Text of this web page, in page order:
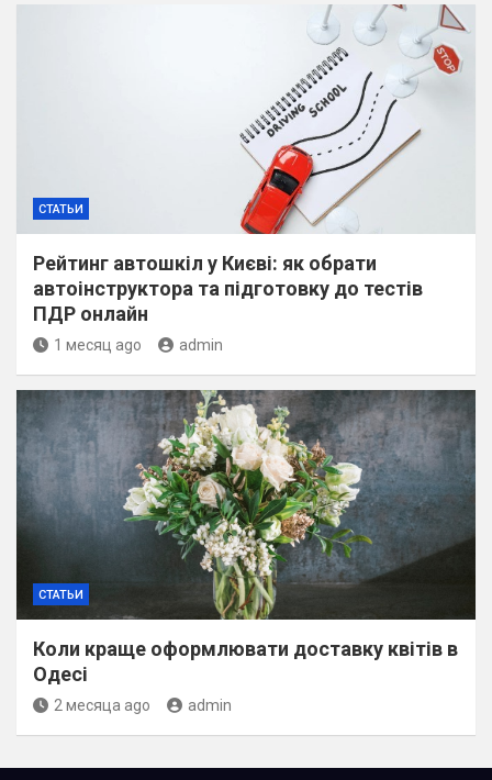
СТАТЬИ
Рейтинг автошкіл у Києві: як обрати
автоінструктора та підготовку до тестів
ПДР онлайн
1 месяц ago admin
СТАТЬИ
Коли краще оформлювати доставку квітів в
Одесі
2 месяца ago admin